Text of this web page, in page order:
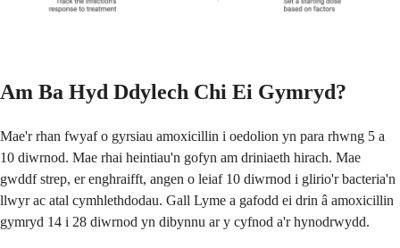
Am Ba Hyd Ddylech Chi Ei Gymryd?
Mae'r rhan fwyaf o gyrsiau amoxicillin i oedolion yn para rhwng 5 a
10 diwrnod. Mae rhai heintiau'n gofyn am driniaeth hirach. Mae
gwddf strep, er enghraifft, angen o leiaf 10 diwrnod i glirio'r bacteria'n
llwyr ac atal cymhlethdodau. Gall Lyme a gafodd ei drin â amoxicillin
gymryd 14 i 28 diwrnod yn dibynnu ar y cyfnod a'r hynodrwydd.